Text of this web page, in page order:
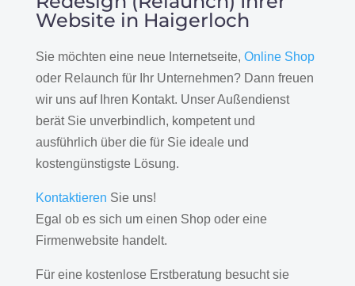
Website in Haigerloch
Sie möchten eine neue Internetseite, Online Shop
oder Relaunch für Ihr Unternehmen? Dann freuen
wir uns auf Ihren Kontakt. Unser Außendienst
berät Sie unverbindlich, kompetent und
ausführlich über die für Sie ideale und
kostengünstigste Lösung.
Kontaktieren Sie uns!
Egal ob es sich um einen Shop oder eine
Firmenwebsite handelt.
Für eine kostenlose Erstberatung besucht sie